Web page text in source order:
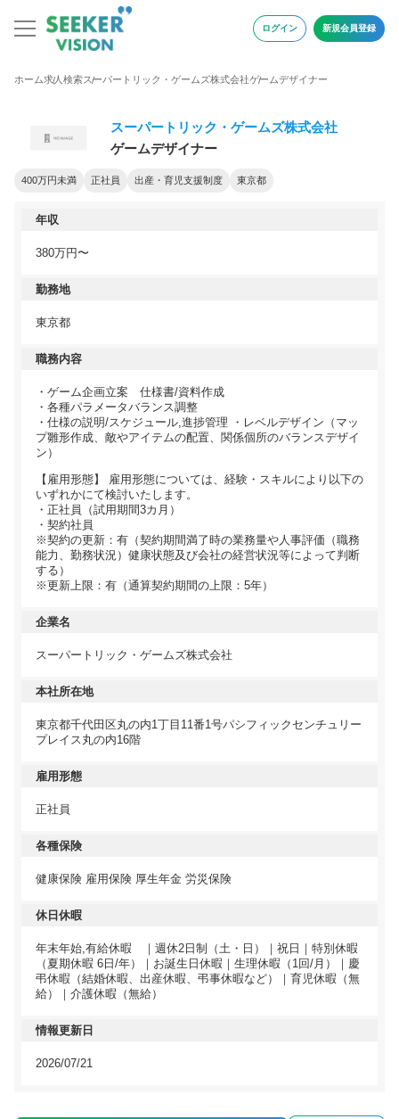
ログイン 新規会員登録
ホーム求人検索スーパートリック・ゲームズ株式会社ゲームデザイナー
スーパートリック・ゲームズ株式会社
ゲームデザイナー
400万円未満 正社員 出産・育児支援制度 東京都
年収
380万円〜
勤務地
東京都
職務内容
・ゲーム企画立案 仕様書/資料作成
・各種パラメータバランス調整
・仕様の説明/スケジュール,進捗管理 ・レベルデザイン（マッ
プ雛形作成、敵やアイテムの配置、関係個所のバランスデザイ
ン）
【雇用形態】 雇用形態については、経験・スキルにより以下の
いずれかにて検討いたします。
・正社員（試用期間3カ月）
・契約社員
※契約の更新：有（契約期間満了時の業務量や人事評価（職務
能力、勤務状況）健康状態及び会社の経営状況等によって判断
する）
※更新上限：有（通算契約期間の上限：5年）
企業名
スーパートリック・ゲームズ株式会社
本社所在地
東京都千代田区丸の内1丁目11番1号パシフィックセンチュリー
プレイス丸の内16階
雇用形態
正社員
各種保険
健康保険 雇用保険 厚生年金 労災保険
休日休暇
年末年始,有給休暇 ｜週休2日制（土・日）｜祝日｜特別休暇
（夏期休暇 6日/年）｜お誕生日休暇｜生理休暇（1回/月）｜慶
弔休暇（結婚休暇、出産休暇、弔事休暇など）｜育児休暇（無
給）｜介護休暇（無給）
情報更新日
2026/07/21